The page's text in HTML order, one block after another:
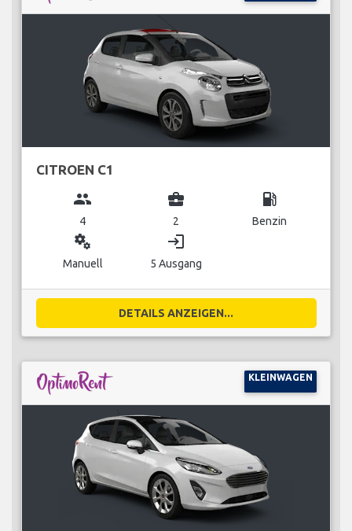
CITROEN C1
group
4
business_center
2
local_gas_station
Benzin
miscellaneous_services
Manuell
login
5 Ausgang
DETAILS ANZEIGEN...
KLEINWAGEN